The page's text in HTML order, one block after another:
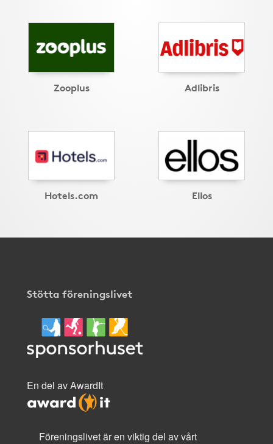
Zooplus Adlibris
Hotels.com Ellos
Stötta föreningslivet
En del av AwardIt
Föreningslivet är en viktig del av vårt